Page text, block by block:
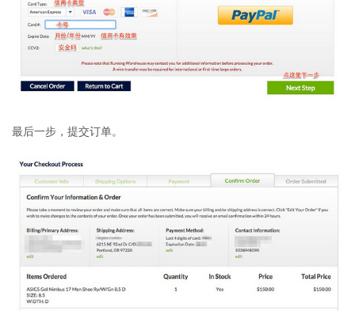
最后一步，提交订单。